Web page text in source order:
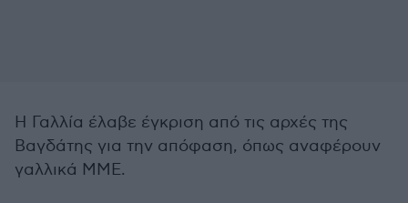
Η Γαλλία έλαβε έγκριση από τις αρχές της
Βαγδάτης για την απόφαση, όπως αναφέρουν
γαλλικά ΜΜΕ.